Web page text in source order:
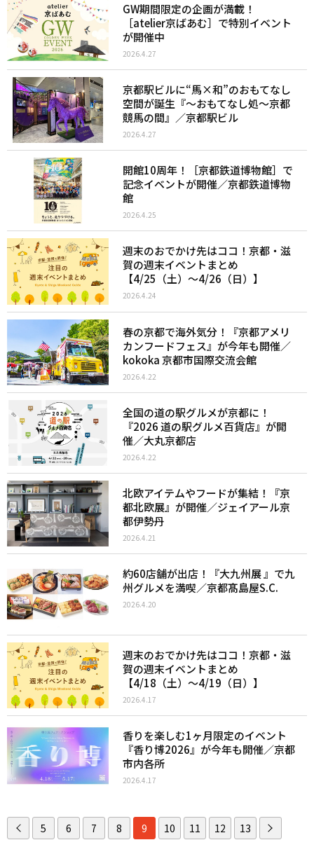
GW期間限定の企画が満載！
［atelier京ばあむ］で特別イベント
が開催中
2026.4.27
京都駅ビルに“馬×和”のおもてなし
空間が誕生『～おもてなし処～京都
競馬の間』／京都駅ビル
2026.4.27
開館10周年！［京都鉄道博物館］で
記念イベントが開催／京都鉄道博物
館
2026.4.25
週末のおでかけ先はココ！京都・滋
賀の週末イベントまとめ
【4/25（土）〜4/26（日）】
2026.4.24
春の京都で海外気分！『京都アメリ
カンフードフェス』が今年も開催／
kokoka 京都市国際交流会館
2026.4.22
全国の道の駅グルメが京都に！
『2026 道の駅グルメ百貨店』が開
催／大丸京都店
2026.4.22
北欧アイテムやフードが集結！『京
都北欧展』が開催／ジェイアール京
都伊勢丹
2026.4.21
約60店舗が出店！『大九州展 』で九
州グルメを満喫／京都髙島屋S.C.
2026.4.20
週末のおでかけ先はココ！京都・滋
賀の週末イベントまとめ
【4/18（土）〜4/19（日）】
2026.4.17
香りを楽しむ1ヶ月限定のイベント
『香り博2026』が今年も開催／京都
市内各所
2026.4.17
5 6 7 8 9 10 11 12 13